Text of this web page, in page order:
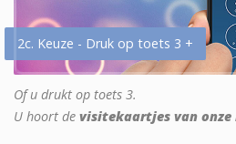
2c. Keuze - Druk op toets 3 +
Of u drukt op toets 3.
U hoort de visitekaartjes van onze